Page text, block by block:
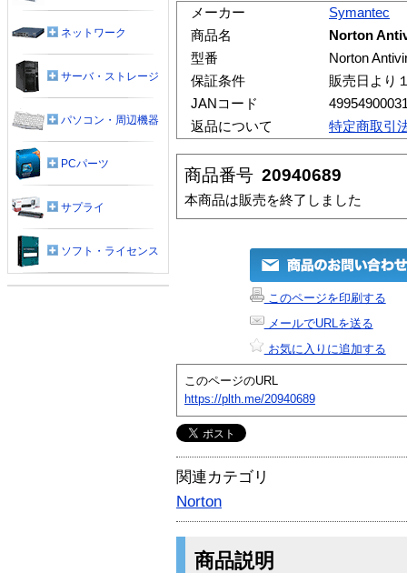
メーカー
Symantec
商品名
Norton
型番
Norton
保証条件
販売日より
JANコード
返品について
特定商取引
商品番号 20940689
本商品は販売を終了しました
このページを印刷する
メールでURLを送る
お気に入りに追加する
このページのURL
https://plth.me/20940689
関連カテゴリ
Norton
商品説明
ネットワーク
サーバ・ストレージ
パソコン・周辺機器
PCパーツ
サプライ
ソフト・ライセンス